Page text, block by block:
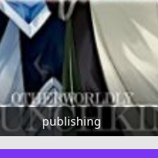
publishing